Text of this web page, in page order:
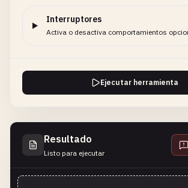
Interruptores
Activa o desactiva comportamientos
Ejecutar herramienta
Resultado
Listo para ejecutar